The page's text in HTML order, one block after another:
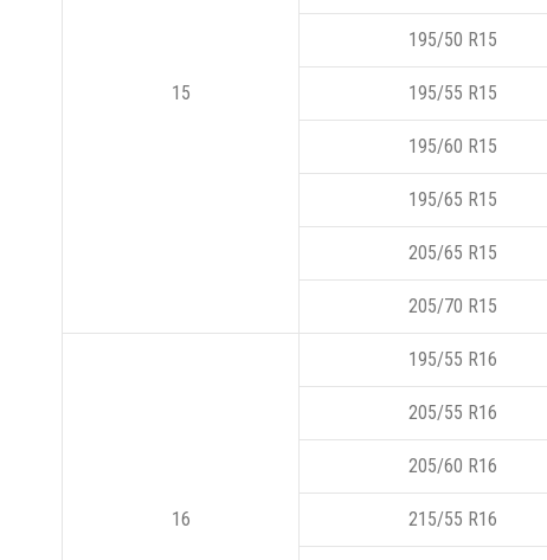
15
195/50 R15
195/55 R15
195/60 R15
195/65 R15
205/65 R15
205/70 R15
16
195/55 R16
205/55 R16
205/60 R16
215/55 R16